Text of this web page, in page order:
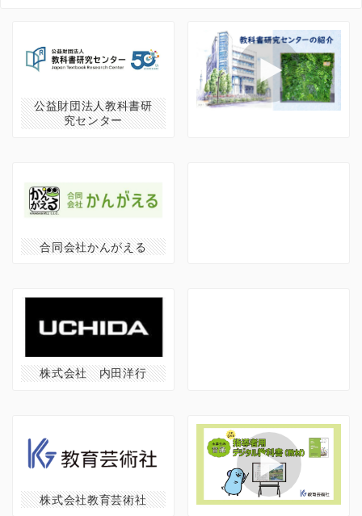
公益財団法人教科書研
究センター
合同会社かんがえる
株式会社 内田洋行
株式会社教育芸術社